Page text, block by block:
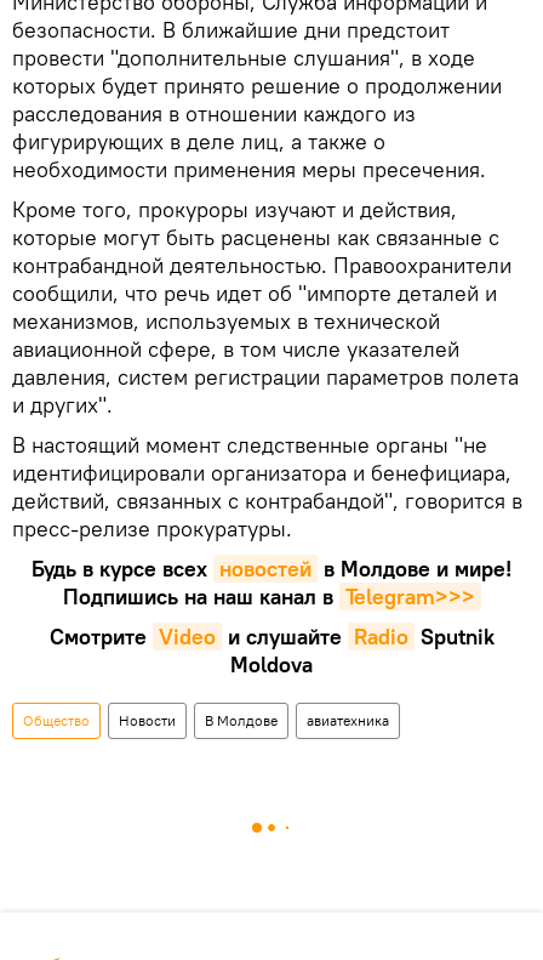
безопасности. В ближайшие дни предстоит
провести "дополнительные слушания", в ходе
которых будет принято решение о продолжении
расследования в отношении каждого из
фигурирующих в деле лиц, а также о
необходимости применения меры пресечения.
Кроме того, прокуроры изучают и действия,
которые могут быть расценены как связанные с
контрабандной деятельностью. Правоохранители
сообщили, что речь идет об "импорте деталей и
механизмов, используемых в технической
авиационной сфере, в том числе указателей
давления, систем регистрации параметров полета
и других".
В настоящий момент следственные органы "не
идентифицировали организатора и бенефициара,
действий, связанных с контрабандой", говорится в
пресс-релизе прокуратуры.
Будь в курсе всех новостей в Молдове и мире!
Подпишись на наш канал в Telegram>>>
Смотрите Video и слушайте Radio Sputnik
Moldova
Общество Новости В Молдове авиатехника